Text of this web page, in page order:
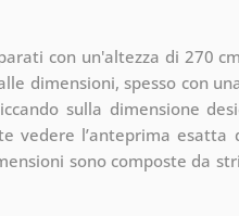
con un'altezza di 270
dimensioni, spesso con
sulla dimensione
vedere l’anteprima esatta
sono composte da